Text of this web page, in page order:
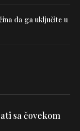
da ga uključite u
sa čovekom